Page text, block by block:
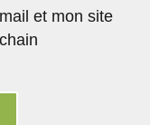
et mon site